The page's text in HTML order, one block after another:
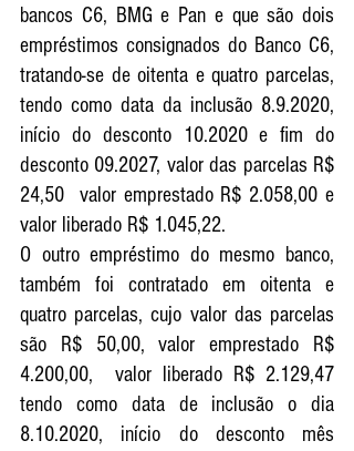
bancos C6, BMG e Pan e que são dois
empréstimos consignados do Banco C6,
tratando-se de oitenta e quatro parcelas,
tendo como data da inclusão 8.9.2020,
início do desconto 10.2020 e fim do
desconto 09.2027, valor das parcelas R$
24,50  valor emprestado R$ 2.058,00 e
valor liberado R$ 1.045,22.
O outro empréstimo do mesmo banco,
também foi contratado em oitenta e
quatro parcelas, cujo valor das parcelas
são R$ 50,00, valor emprestado R$
4.200,00,  valor liberado R$ 2.129,47
tendo como data de inclusão o dia
8.10.2020, início do desconto mês